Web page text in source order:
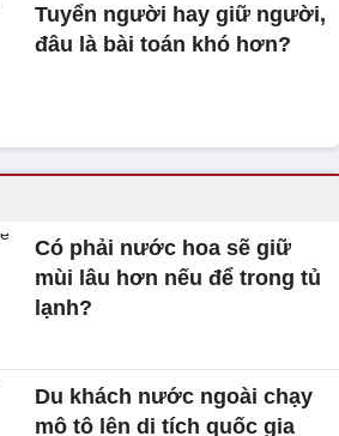
Tuyển người hay giữ người,
đâu là bài toán khó hơn?
Có phải nước hoa sẽ giữ
mùi lâu hơn nếu để trong tủ
lạnh?
Du khách nước ngoài chạy
mô tô lên di tích quốc gia